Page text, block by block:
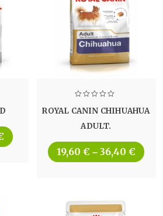
ROYAL CANIN CHIHUAHUA
ADULT.
19,60 € – 36,40 €